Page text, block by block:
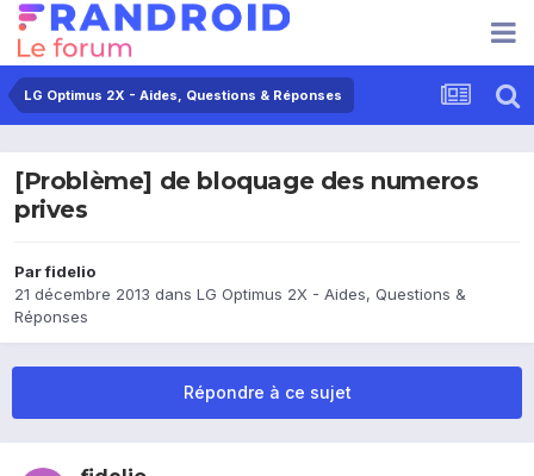
LG Optimus 2X - Aides, Questions & Réponses
[Problème] de bloquage des numeros
prives
Parfidelio
21 décembre 2013 dans LG Optimus 2X - Aides, Questions &
Réponses
Répondre à ce sujet